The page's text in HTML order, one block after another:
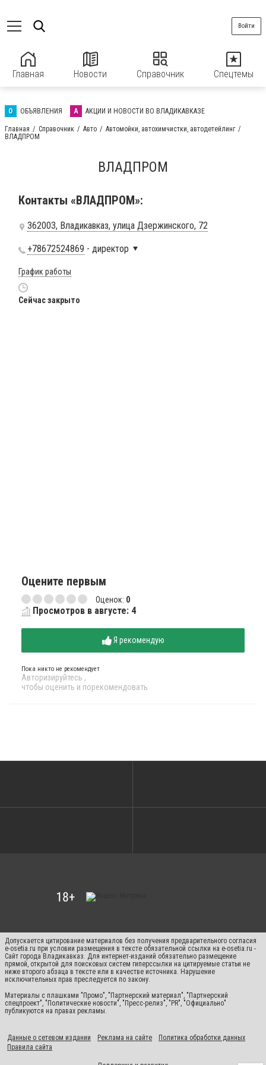
Главная Новости Справочник Спецтемы
Войти
О ОБЪЯВЛЕНИЯ А АКЦИИ И НОВОСТИ ВО ВЛАДИКАВКАЗЕ
Главная Справочник Авто
Автомойки, автохимчистки, автодетейлинг
ВЛАДПРОМ
ВЛАДПРОМ
Контакты «ВЛАДПРОМ»:
362003, Владикавказ, улица Дзержинского, 72
+78672524869 - директор
График работы
Сейчас закрыто
Оцените первым
Оценок: 0
Просмотров в августе: 4
Я рекомендую
Пока никто не рекомендует
Авторизируйтесь ,
чтобы оценить и порекомендовать
Допускается цитирование материалов без получения предварительного согласия
e-osetia.ru при условии размещения в тексте обязательной ссылки на e-osetia.ru -
Сайт города Владикавказ. Для интернет-изданий обязательно размещение
прямой, открытой для поисковых систем гиперссылки на цитируемые статьи не
ниже второго абзаца в тексте или в качестве источника. Нарушение
исключительных прав преследуется по закону.
Материалы с плашками "Промо", "Партнерский материал", "Партнерский
спецпроект", "Политические новости", "Пресс-релиз", "PR", "Официально"
публикуются на правах рекламы.
Данные о сетевом издании Реклама на сайте
Политика обработки данных
Правила сайта